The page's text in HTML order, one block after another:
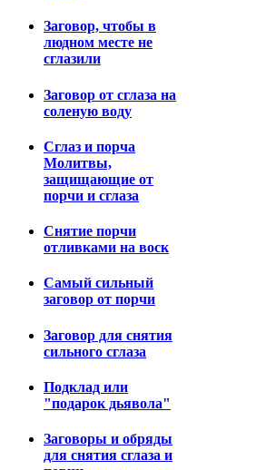
Заговор, чтобы в
людном месте не
сглазили
Заговор от сглаза на
соленую воду
Сглаз и порча
Молитвы,
защищающие от
порчи и сглаза
Снятие порчи
отливками на воск
Самый сильный
заговор от порчи
Заговор для снятия
сильного сглаза
Подклад или
"подарок дьявола"
Заговоры и обряды
для снятия сглаза и